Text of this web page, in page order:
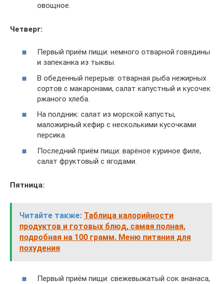
овощное.
Четверг:
Первый приём пищи: немного отварной говядины
и запеканка из тыквы.
В обеденный перерыв: отварная рыба нежирных
сортов с макаронами, салат капустный и кусочек
ржаного хлеба.
На полдник: салат из морской капусты,
маложирный кефир с несколькими кусочками
персика.
Последний приём пищи: варёное куриное филе,
салат фруктовый с ягодами.
Пятница:
Читайте также: Таблица калорийности
продуктов и готовых блюд, самая полная,
подробная на 100 грамм. Меню питания для
похудения
Первый приём пищи: свежевыжатый сок ананаса,